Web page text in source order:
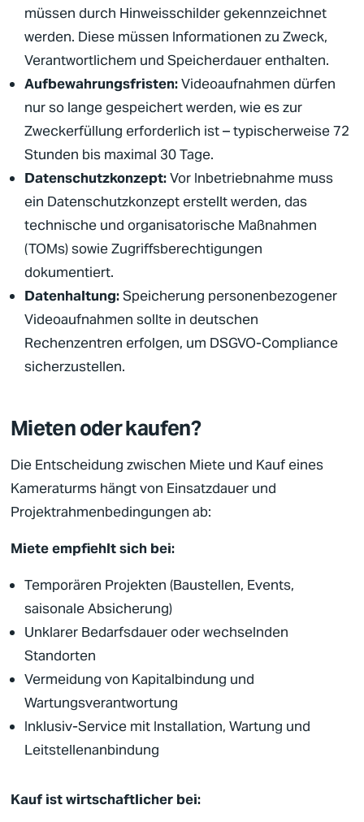
müssen durch Hinweisschilder gekennzeichnet
werden. Diese müssen Informationen zu Zweck,
Verantwortlichem und Speicherdauer enthalten.
Aufbewahrungsfristen:Videoaufnahmen dürfen
nur so lange gespeichert werden, wie es zur
Zweckerfüllung erforderlich ist – typischerweise 72
Stunden bis maximal 30 Tage.
Datenschutzkonzept:Vor Inbetriebnahme muss
ein Datenschutzkonzept erstellt werden, das
technische und organisatorische Maßnahmen
(TOMs) sowie Zugriffsberechtigungen
dokumentiert.
Datenhaltung:Speicherung personenbezogener
Videoaufnahmen sollte in deutschen
Rechenzentren erfolgen, um DSGVO-Compliance
sicherzustellen.
Mieten oder kaufen?
Die Entscheidung zwischen Miete und Kauf eines
Kameraturms hängt von Einsatzdauer und
Projektrahmenbedingungen ab:
Miete empfiehlt sich bei:
Temporären Projekten (Baustellen, Events,
saisonale Absicherung)
Unklarer Bedarfsdauer oder wechselnden
Standorten
Vermeidung von Kapitalbindung und
Wartungsverantwortung
Inklusiv-Service mit Installation, Wartung und
Leitstellenanbindung
Kauf ist wirtschaftlicher bei: